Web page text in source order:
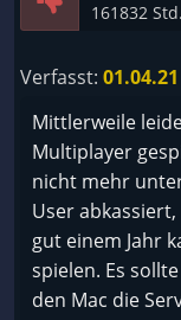
161832
Verfasst: 01.04.21
Mittlerweile
Multiplayer
nicht mehr
User
gut einem Jahr
spielen. Es
den Mac die